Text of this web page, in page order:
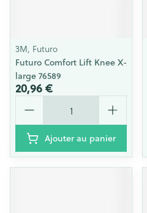
3M, Futuro
Futuro Comfort Lift Knee X-
large 76589
20,96 €
Quantité
Ajouter au panier